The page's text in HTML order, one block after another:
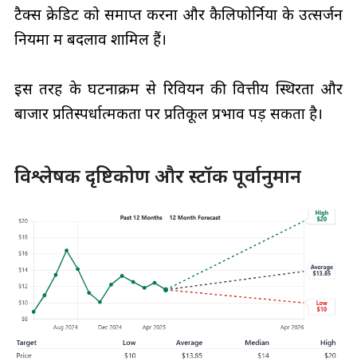
टैक्स क्रेडिट को समाप्त करना और कैलिफोर्निया के उत्सर्जन
नियमों में बदलाव शामिल हैं।
इस तरह के घटनाक्रम से रिवियन की वित्तीय स्थिरता और
बाजार प्रतिस्पर्धात्मकता पर प्रतिकूल प्रभाव पड़ सकता है।
विश्लेषक दृष्टिकोण और स्टॉक पूर्वानुमान